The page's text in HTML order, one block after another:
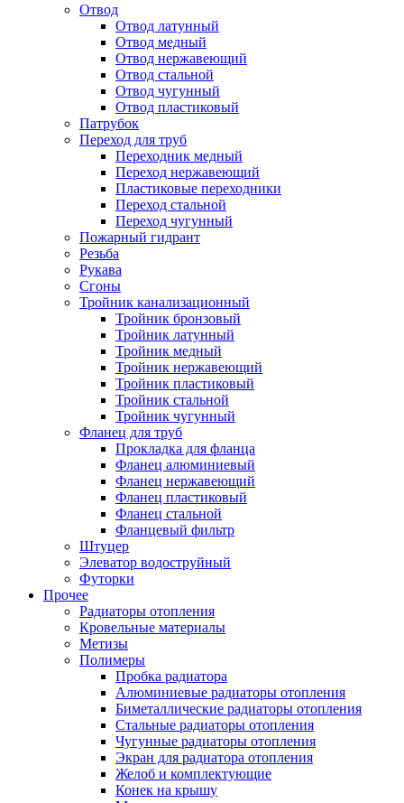
Отвод
Отвод латунный
Отвод медный
Отвод нержавеющий
Отвод стальной
Отвод чугунный
Отвод пластиковый
Патрубок
Переход для труб
Переходник медный
Переход нержавеющий
Пластиковые переходники
Переход стальной
Переход чугунный
Пожарный гидрант
Резьба
Рукава
Сгоны
Тройник канализационный
Тройник бронзовый
Тройник латунный
Тройник медный
Тройник нержавеющий
Тройник пластиковый
Тройник стальной
Тройник чугунный
Фланец для труб
Прокладка для фланца
Фланец алюминиевый
Фланец нержавеющий
Фланец пластиковый
Фланец стальной
Фланцевый фильтр
Штуцер
Элеватор водоструйный
Футорки
Прочее
Радиаторы отопления
Кровельные материалы
Метизы
Полимеры
Пробка радиатора
Алюминиевые радиаторы отопления
Биметаллические радиаторы отопления
Стальные радиаторы отопления
Чугунные радиаторы отопления
Экран для радиатора отопления
Желоб и комплектующие
Конек на крышу